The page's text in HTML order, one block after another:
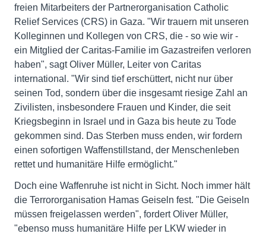
freien Mitarbeiters der Partnerorganisation Catholic
Relief Services (CRS) in Gaza. "Wir trauern mit unseren
Kolleginnen und Kollegen von CRS, die - so wie wir -
ein Mitglied der Caritas-Familie im Gazastreifen verloren
haben", sagt Oliver Müller, Leiter von Caritas
international. "Wir sind tief erschüttert, nicht nur über
seinen Tod, sondern über die insgesamt riesige Zahl an
Zivilisten, insbesondere Frauen und Kinder, die seit
Kriegsbeginn in Israel und in Gaza bis heute zu Tode
gekommen sind. Das Sterben muss enden, wir fordern
einen sofortigen Waffenstillstand, der Menschenleben
rettet und humanitäre Hilfe ermöglicht."
Doch eine Waffenruhe ist nicht in Sicht. Noch immer hält
die Terrororganisation Hamas Geiseln fest. "Die Geiseln
müssen freigelassen werden", fordert Oliver Müller,
"ebenso muss humanitäre Hilfe per LKW wieder in